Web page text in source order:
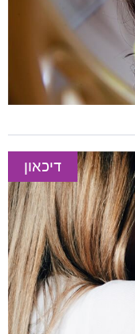
דיכאון